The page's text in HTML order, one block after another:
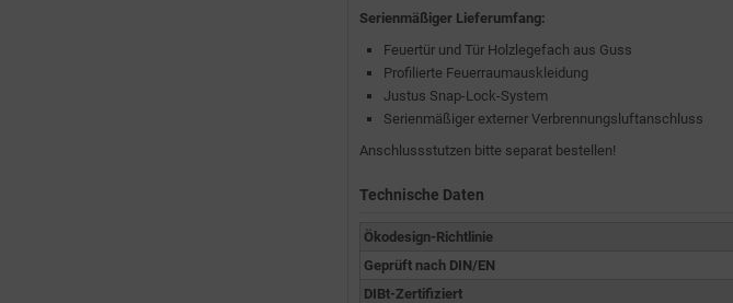
Serienmäßiger Lieferumfang:
Feuertür und Tür Holzlegefach aus Guss
Profilierte Feuerraumauskleidung
Justus Snap-Lock-System
Serienmäßiger externer Verbrennungsluftanschluss
Anschlussstutzen bitte separat bestellen!
Technische Daten
Ökodesign-Richtlinie
Geprüft nach DIN/EN
DIBt-Zertifiziert